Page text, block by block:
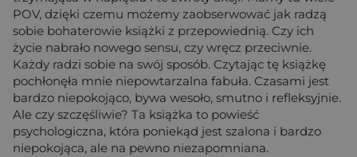
POV, dzięki czemu możemy zaobserwować jak radzą
sobie bohaterowie książki z przepowiednią. Czy ich
życie nabrało nowego sensu, czy wręcz przeciwnie.
Każdy radzi sobie na swój sposób. Czytając tę książkę
pochłonęła mnie niepowtarzalna fabuła. Czasami jest
bardzo niepokojąco, bywa wesoło, smutno i refleksyjnie.
Ale czy szczęśliwie? Ta książka to powieść
psychologiczna, która poniekąd jest szalona i bardzo
niepokojąca, ale na pewno niezapomniana.